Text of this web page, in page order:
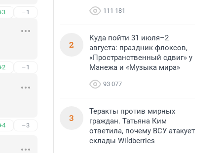
–1
–1
–3
111 181
2
Куда пойти 31 июля–2
августа: праздник флоксов,
«Пространственный сдвиг» у
Манежа и «Музыка мира»
93 077
3
Теракты против мирных
граждан. Татьяна Ким
ответила, почему ВСУ атакует
склады Wildberries